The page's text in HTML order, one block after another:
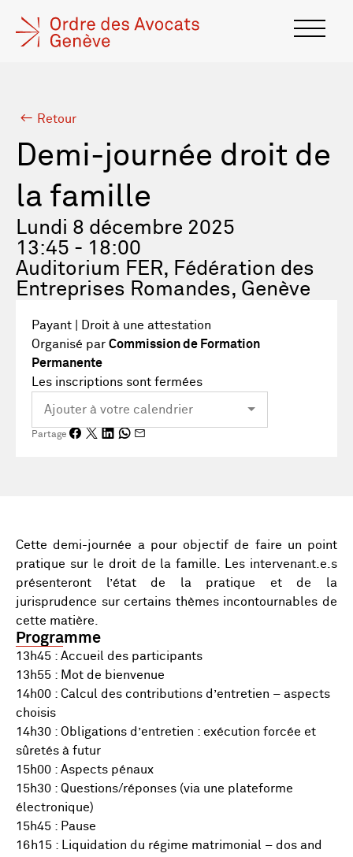
Retour
Demi-journée droit de
la famille
Lundi 8 décembre 2025
13:45 - 18:00
Auditorium FER, Fédération des
Entreprises Romandes, Genève
Payant | Droit à une attestation
Organisé par Commission de Formation
Permanente
Les inscriptions sont fermées
Partage
Cette demi-journée a pour objectif de faire un point
pratique sur le droit de la famille. Les intervenant.e.s
présenteront l’état de la pratique et de la
jurisprudence sur certains thèmes incontournables de
cette matière.
Programme
13h45 : Accueil des participants
13h55 : Mot de bienvenue
14h00 : Calcul des contributions d’entretien – aspects
choisis
14h30 : Obligations d’entretien : exécution forcée et
sûretés à futur
15h00 : Aspects pénaux
15h30 : Questions/réponses (via une plateforme
électronique)
15h45 : Pause
16h15 : Liquidation du régime matrimonial – dos and